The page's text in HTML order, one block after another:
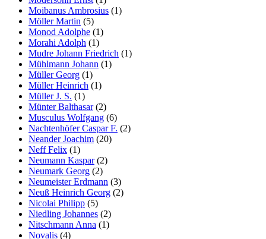
Moibanus Ambrosius (1)
Möller Martin (5)
Monod Adolphe (1)
Morahi Adolph (1)
Mudre Johann Friedrich (1)
Mühlmann Johann (1)
Müller Georg (1)
Müller Heinrich (1)
Müller J. S. (1)
Münter Balthasar(2)
Musculus Wolfgang (6)
Nachtenhöfer Caspar F. (2)
Neander Joachim (20)
Neff Felix (1)
Neumann Kaspar(2)
Neumark Georg (2)
Neumeister Erdmann (3)
Neuß Heinrich Georg (2)
Nicolai Philipp (5)
Niedling Johannes (2)
Nitschmann Anna (1)
Novalis (4)